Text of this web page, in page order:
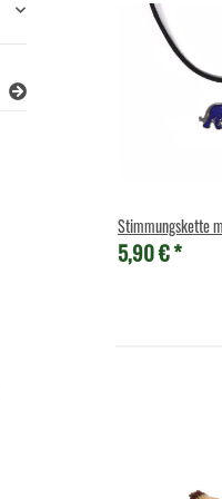
Stimmungskette
5,90 €*